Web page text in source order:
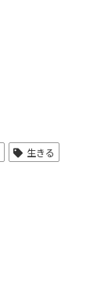
生きる